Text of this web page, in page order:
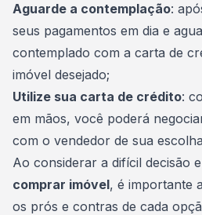
Aguarde a contemplação:
seus pagamentos em dia e
contemplado com a carta de
imóvel desejado;
Utilize sua carta de crédito:
em mãos, você poderá
com o vendedor de sua
Ao considerar a difícil decisão
comprar imóvel, é importante
os prós e contras de cada